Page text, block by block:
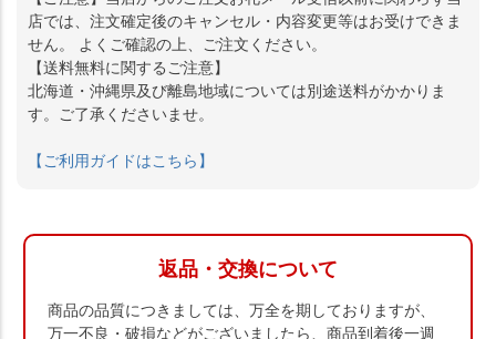
店では、注文確定後のキャンセル・内容変更等はお受けできま
せん。 よくご確認の上、ご注文ください。
【送料無料に関するご注意】
北海道・沖縄県及び離島地域については別途送料がかかりま
す。ご了承くださいませ。
【ご利用ガイドはこちら】
返品・交換について
商品の品質につきましては、万全を期しておりますが、
万一不良・破損などがございましたら、商品到着後一週